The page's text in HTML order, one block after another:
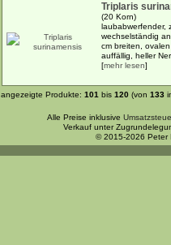
Triplaris
(20 Korn)
laubabwerfender,
wechselständig
cm breiten,
auffällig, heller
[mehr lesen]
angezeigte Produkte: 101 bis 120 (von 133
Alle Preise inklusive
Verkauf unter
© 2015-2026 Peter